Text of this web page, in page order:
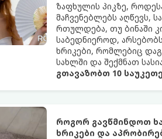
ზაფხულის პიკზე,
მაჩვენებლებს აღწევს,
რთულდება, თუ ბინაში
საბედნიეროდ,
ხრიკები, რომლებიც
სახლში და შექმნათ
გთავაზობთ 10
როგორ გავწმინდოთ
ხრიკები და